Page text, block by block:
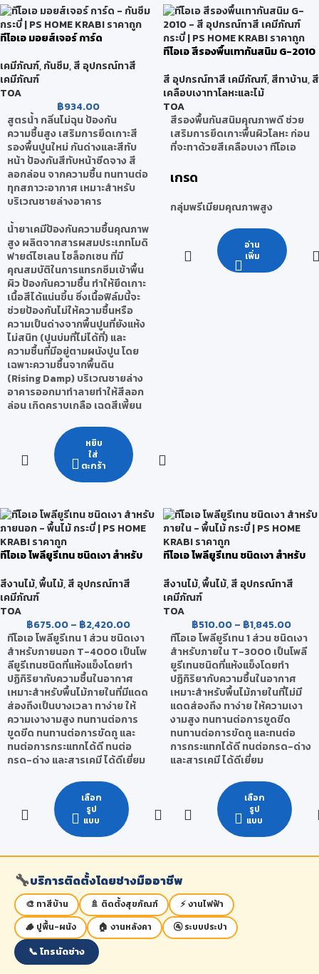
ทีโอเอ มอยส์เจอร์ การ์ด
เคมีภัณฑ์,กันซึม,สี อุปกรณ์ทาสี
เคมีภัณฑ์
TOA
฿934.00
สูตรน้ำ กลิ่นไม่ฉุน ป้องกัน
ความชื้นสูง เสริมการยึดเกาะสี
รองพื้นปูนใหม่ กันด่างและสีทับ
หน้า ป้องกันสีทับหน้าซีดจาง สี
ลอกล่อน จากความชื้น ทนทานต่อ
ทุกสภาวะอากาศ เหมาะสำหรับ
บริเวณชายล่างอาคาร
น้ำยาเคมีป้องกันความชื้นคุณภาพ
สูง ผลิตจากสารผสมประเภทโมดิ
ฟายด์ไซเลน ไซล็อกเซน ที่มี
คุณสมบัติในการแทรกซึมเข้าพื้น
ผิว ป้องกันความชื้น ทำให้ยึดเกาะ
เนื้อสีได้แน่นขึ้น ซึ่งเนื้อฟิล์มนี้จะ
ช่วยป้องกันไม่ให้ความชื้นหรือ
ความเป็นด่างจากพื้นปูนที่ยังแห้ง
ไม่สนิท (ปูนบ่มที่ไม่ได้ที่) และ
ความชื้นที่มีอยู่ตามผนังปูน โดย
เฉพาะความชื้นจากพื้นดิน
(Rising Damp) บริเวณชายล่าง
อาคารออกมาทำลายทำให้สีลอก
ล่อน เกิดคราบเกลือ เฉดสีเพี้ยน
หยิบ
ใส่
ตะกร้า
ทีโอเอ สีรองพื้นเทากันสนิม G-2010
สี อุปกรณ์ทาสี เคมีภัณฑ์,สีทาบ้าน,สี
เคลือบเงาทาโลหะและไม้
TOA
สีรองพื้นกันสนิมคุณภาพดี ช่วย
เสริมการยึดเกาะพื้นผิวโลหะ ก่อน
ที่จะทาด้วยสีเคลือบเงา ทีโอเอ
เกรด
กลุ่มพรีเมียมคุณภาพสูง
อ่าน
เพิ่ม
ทีโอเอ โพลียูรีเทน ชนิดเงา สำหรับ
สีงานไม้,พื้นไม้,สี อุปกรณ์ทาสี
เคมีภัณฑ์
TOA
฿675.00 – ฿2,420.00
ทีโอเอ โพลียูรีเทน 1 ส่วน ชนิดเงา
สำหรับภายนอก T-4000 เป็นโพ
ลียูรีเทนชนิดที่แห้งแข็งโดยทำ
ปฏิกิริยากับความชื้นในอากาศ
เหมาะสำหรับพื้นไม้ภายในที่มีแดด
ส่องถึงเป็นบางเวลา ทาง่าย ให้
ความเงางามสูง ทนทานต่อการ
ขูดขีด ทนทานต่อการขัดถู และ
ทนต่อการกระแทกได้ดี ทนต่อ
กรด-ด่าง และสารเคมี ได้ดีเยี่ยม
เลือก
รูป
แบบ
ทีโอเอ โพลียูรีเทน ชนิดเงา สำหรับ
สีงานไม้,พื้นไม้,สี อุปกรณ์ทาสี
เคมีภัณฑ์
TOA
฿510.00 – ฿1,845.00
ทีโอเอ โพลียูรีเทน 1 ส่วน ชนิดเงา
สำหรับภายใน T-3000 เป็นโพลี
ยูรีเทนชนิดที่แห้งแข็งโดยทำ
ปฏิกิริยากับความชื้นในอากาศ
เหมาะสำหรับพื้นไม้ภายในที่ไม่มี
แดดส่องถึง ทาง่าย ให้ความเงา
งามสูง ทนทานต่อการขูดขีด
ทนทานต่อการขัดถู และทนต่อ
การกระแทกได้ดี ทนต่อกรด-ด่าง
และสารเคมี ได้ดีเยี่ยม
เลือก
รูป
แบบ
🔧บริการติดตั้งโดยช่างมืออาชีพ
🎨 ทาสีบ้าน 🚿 ติดตั้งสุขภัณฑ์
⚡ งานไฟฟ้า
🪵 ปูพื้น-ผนัง
🏠 งานหลังคา 🚰 ระบบประปา
📞 โทรนัดช่าง